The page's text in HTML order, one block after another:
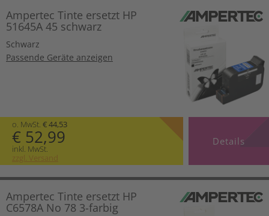
Ampertec Tinte ersetzt HP
51645A 45 schwarz
Schwarz
Passende Geräte anzeigen
o. MwSt. € 44,53
€ 52,99
inkl. MwSt.
zzgl. Versand
Details
Ampertec Tinte ersetzt HP
C6578A No 78 3-farbig